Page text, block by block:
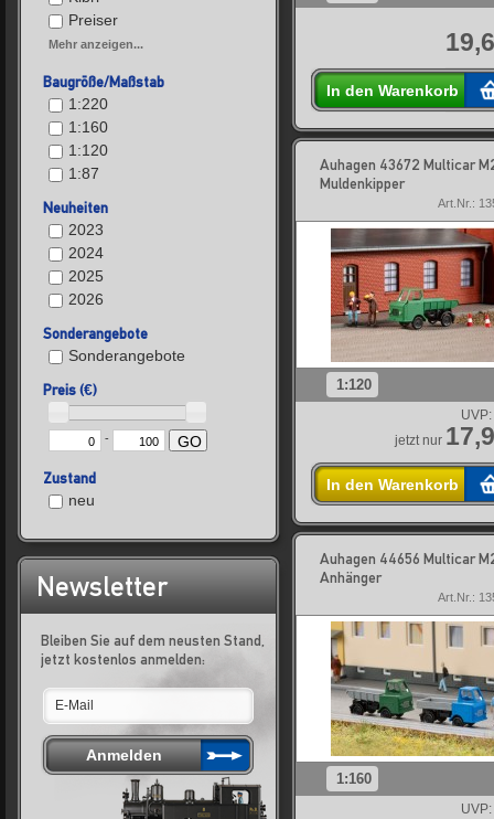
Preiser
Mehr anzeigen...
Baugröße/Maßstab
1:220
1:160
1:120
1:87
Neuheiten
2023
2024
2025
2026
Sonderangebote
Sonderangebote
Preis (€)
- GO
Zustand
neu
Newsletter
Bleiben Sie auf dem neusten Stand,
jetzt kostenlos anmelden:
In den Warenkorb
Auhagen 43672 Multicar
Muldenkipper
Art.Nr.:
1:120
UVP:
jetzt nur
In den Warenkorb
Auhagen 44656 Multicar
Anhänger
Art.Nr.:
1:160
UVP: